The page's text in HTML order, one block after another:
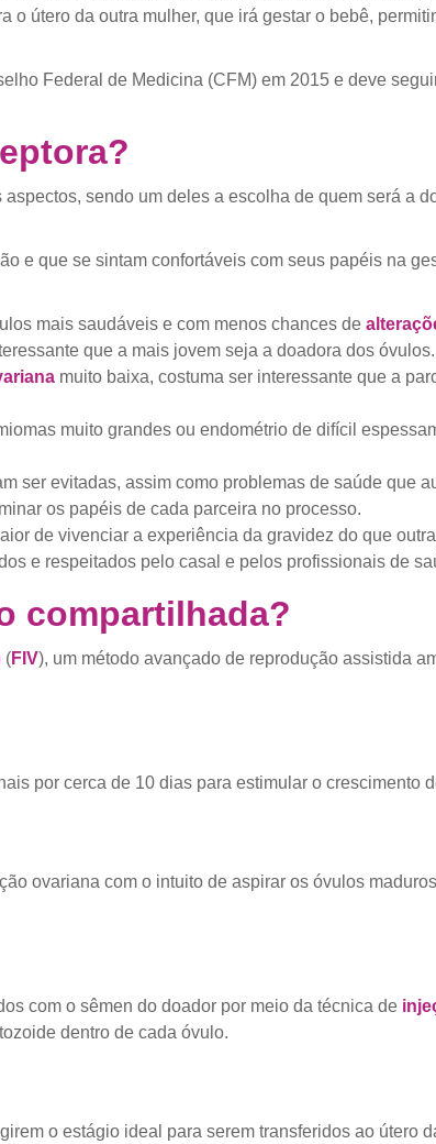
o útero da outra mulher, que irá gestar o bebê,
Federal de Medicina (CFM) em 2015 e deve
sendo um deles a escolha de quem será a
e que se sintam confortáveis com seus papéis na
mais saudáveis e com menos chances de
que a mais jovem seja a doadora dos óvulos.
muito baixa, costuma ser interessante que a
muito grandes ou endométrio de difícil
ser evitadas, assim como problemas de saúde que
os papéis de cada parceira no processo.
de vivenciar a experiência da gravidez do que
e respeitados pelo casal e pelos profissionais de
compartilhada?
(FIV), um método avançado de reprodução assistida
por cerca de 10 dias para estimular o crescimento
ovariana com o intuito de aspirar os óvulos
com o sêmen do doador por meio da técnica de
dentro de cada óvulo.
o estágio ideal para serem transferidos ao útero